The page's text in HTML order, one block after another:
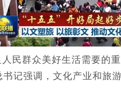
民群众美好生活需要的
记强调，文化产业和